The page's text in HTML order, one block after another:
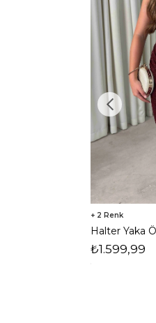
2
₺1.599,99